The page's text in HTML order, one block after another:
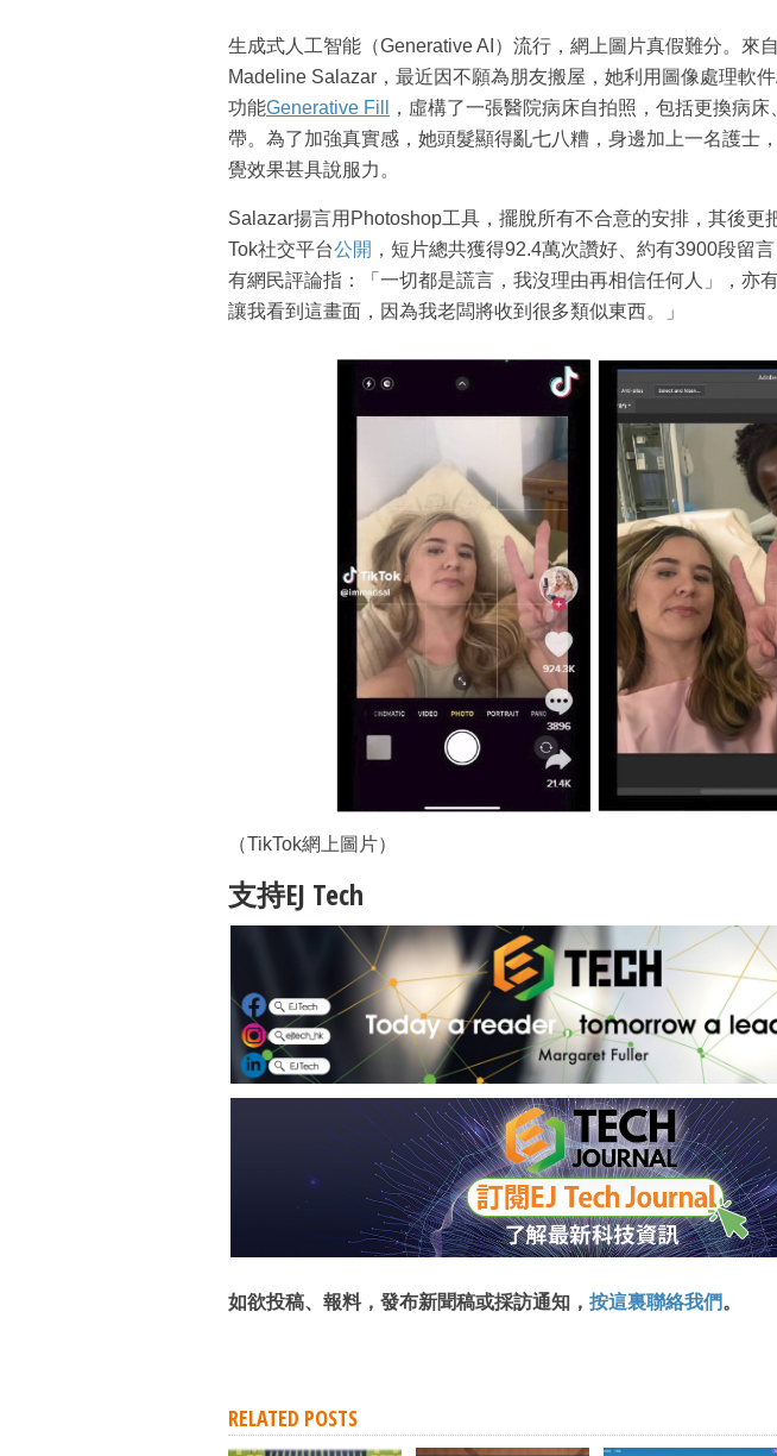
生成式人工智能（Generative AI）流行，網上圖片真假難分。來
Madeline Salazar，最近因不願為朋友搬屋，她利用圖像處理軟
功能Generative Fill
，虛構了一張醫院病床自拍照，包括更換病
帶。為了加強真實感，她頭髮顯得亂七八糟，身邊加上一名護士
覺效果甚具說服力。
Salazar揚言用Photoshop工具，擺脫所有不合意的安排，其後更
Tok社交平台公開 ，短片總共獲得92.4萬次讚好、約有3900段留
有網民評論指：「一切都是謊言，我沒理由再相信任何人」，亦
讓我看到這畫面，因為我老闆將收到很多類似東西。」
（TikTok網上圖片）
支持EJ Tech
如欲投稿、報料，發布新聞稿或採訪通知， 按這裏聯絡我們。
RELATED POSTS
成為 EJ Tech
最新資訊（